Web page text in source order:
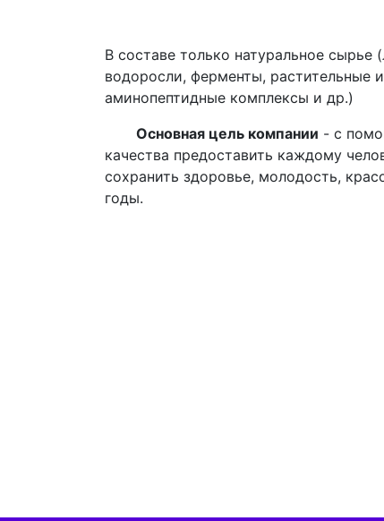
В составе только натуральное сырье
водоросли, ферменты, растительные
аминопептидные комплексы и др.)
Основная цель компании - с
качества предоставить каждому
сохранить здоровье, молодость,
годы.